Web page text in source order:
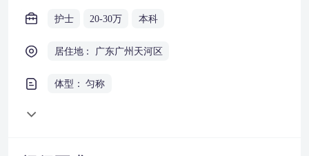
护士 20-30万 本科
居住地： 广东广州天河区
体型： 匀称